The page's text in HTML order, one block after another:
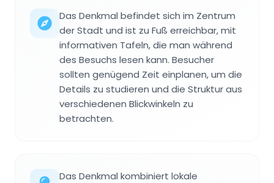
Das Denkmal befindet sich im Zentrum
der Stadt und ist zu Fuß erreichbar, mit
informativen Tafeln, die man während
des Besuchs lesen kann. Besucher
sollten genügend Zeit einplanen, um die
Details zu studieren und die Struktur aus
verschiedenen Blickwinkeln zu
betrachten.
Das Denkmal kombiniert lokale